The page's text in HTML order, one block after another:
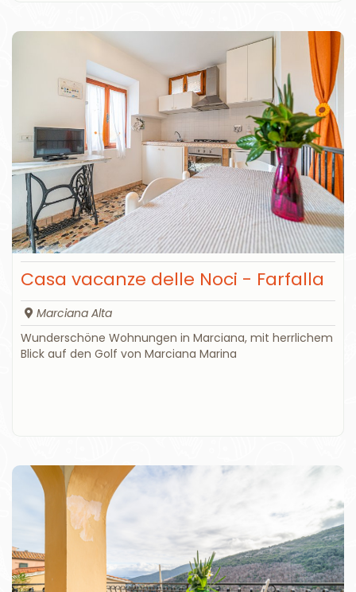
Casa vacanze delle Noci - Farfalla
Marciana Alta
Wunderschöne Wohnungen in Marciana, mit herrlichem
Blick auf den Golf von Marciana Marina